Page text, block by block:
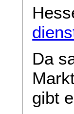
Da
gibt